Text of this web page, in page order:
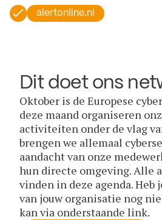
alertonline.nl
Dit doet ons
Oktober is de Europese
deze maand organiseren
activiteiten onder de vlag
brengen we allemaal
aandacht van onze
hun directe omgeving. Alle
vinden in deze agenda.
van jouw organisatie nog
kan via onderstaande link.